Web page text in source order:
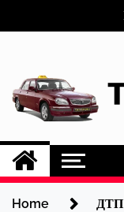
Home
ДТП